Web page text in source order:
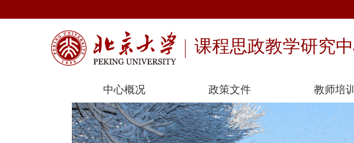
课程思政教学研究
中心概况 政策文件 教师培训